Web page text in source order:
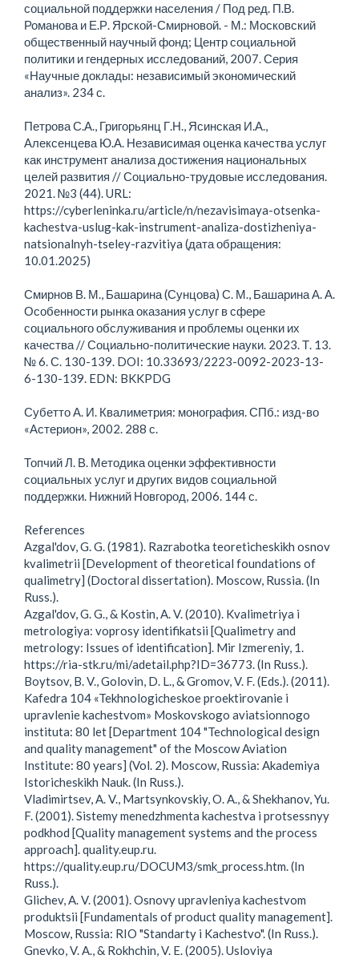
социальной поддержки населения / Под ред. П.В.
Романова и Е.Р. Ярской-Смирновой. - М.: Московский
общественный научный фонд; Центр социальной
политики и гендерных исследований, 2007. Серия
«Научные доклады: независимый экономический
анализ». 234 с.
Петрова С.А., Григорьянц Г.Н., Ясинская И.А.,
Алексенцева Ю.А. Независимая оценка качества услуг
как инструмент анализа достижения национальных
целей развития // Социально-трудовые исследования.
2021. №3 (44). URL:
https://cyberleninka.ru/article/n/nezavisimaya-otsenka-
kachestva-uslug-kak-instrument-analiza-dostizheniya-
natsionalnyh-tseley-razvitiya (дата обращения:
10.01.2025)
Смирнов В. М., Башарина (Сунцова) С. М., Башарина А. А.
Особенности рынка оказания услуг в сфере
социального обслуживания и проблемы оценки их
качества // Социально-политические науки. 2023. Т. 13.
№ 6. С. 130-139. DOI: 10.33693/2223-0092-2023-13-
6-130-139. EDN: BKKPDG
Субетто А. И. Квалиметрия: монография. СПб.: изд-во
«Астерион», 2002. 288 с.
Топчий Л. В. Методика оценки эффективности
социальных услуг и других видов социальной
поддержки. Нижний Новгород, 2006. 144 с.
References
Azgal'dov, G. G. (1981). Razrabotka teoreticheskikh osnov
kvalimetrii [Development of theoretical foundations of
qualimetry] (Doctoral dissertation). Moscow, Russia. (In
Russ.).
Azgal'dov, G. G., & Kostin, A. V. (2010). Kvalimetriya i
metrologiya: voprosy identifikatsii [Qualimetry and
metrology: Issues of identification]. Mir Izmereniy, 1.
https://ria-stk.ru/mi/adetail.php?ID=36773. (In Russ.).
Boytsov, B. V., Golovin, D. L., & Gromov, V. F. (Eds.). (2011).
Kafedra 104 «Tekhnologicheskoe proektirovanie i
upravlenie kachestvom» Moskovskogo aviatsionnogo
instituta: 80 let [Department 104 "Technological design
and quality management" of the Moscow Aviation
Institute: 80 years] (Vol. 2). Moscow, Russia: Akademiya
Istoricheskikh Nauk. (In Russ.).
Vladimirtsev, A. V., Martsynkovskiy, O. A., & Shekhanov, Yu.
F. (2001). Sistemy menedzhmenta kachestva i protsessnyy
podkhod [Quality management systems and the process
approach]. quality.eup.ru.
https://quality.eup.ru/DOCUM3/smk_process.htm. (In
Russ.).
Glichev, A. V. (2001). Osnovy upravleniya kachestvom
produktsii [Fundamentals of product quality management].
Moscow, Russia: RIO "Standarty i Kachestvo". (In Russ.).
Gnevko, V. A., & Rokhchin, V. E. (2005). Usloviya